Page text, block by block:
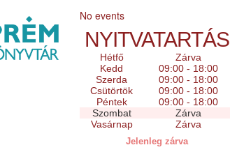
No events
NYITVATARTÁS
Hétfő
Zárva
Kedd
09:00 - 18:00
Szerda
09:00 - 18:00
Csütörtök
09:00 - 18:00
Péntek
09:00 - 18:00
Szombat
Zárva
Vasárnap
Zárva
Jelenleg zárva